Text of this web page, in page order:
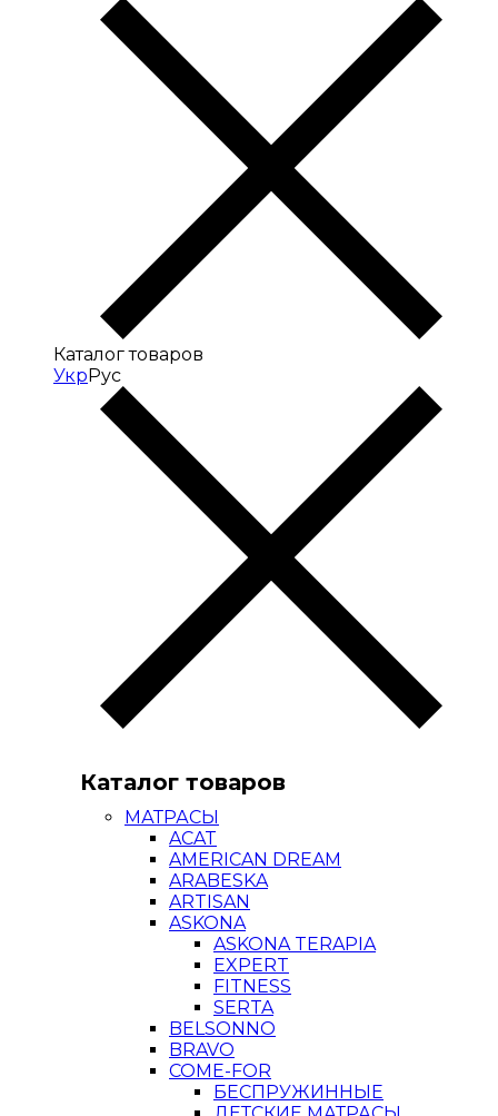
Каталог товаров
УкрРус
Каталог товаров
МАТРАСЫ
ACAT
AMERICAN DREAM
ARABESKA
ARTISAN
ASKONA
ASKONA TERAPIA
EXPERT
FITNESS
SERTA
BELSONNO
BRAVO
COME-FOR
БЕСПРУЖИННЫЕ